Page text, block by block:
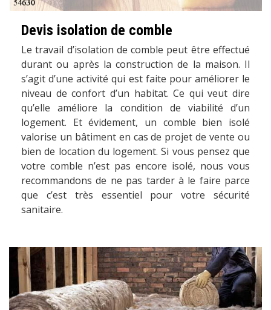
Devis isolation de comble
Le travail d’isolation de comble peut être effectué
durant ou après la construction de la maison. Il
s’agit d’une activité qui est faite pour améliorer le
niveau de confort d’un habitat. Ce qui veut dire
qu’elle améliore la condition de viabilité d’un
logement. Et évidement, un comble bien isolé
valorise un bâtiment en cas de projet de vente ou
bien de location du logement. Si vous pensez que
votre comble n’est pas encore isolé, nous vous
recommandons de ne pas tarder à le faire parce
que c’est très essentiel pour votre sécurité
sanitaire.